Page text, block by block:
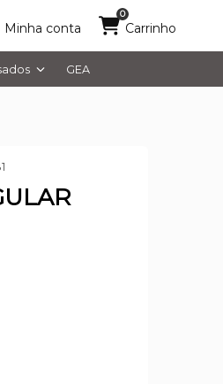
Minha conta
0
Carrinho
GEA